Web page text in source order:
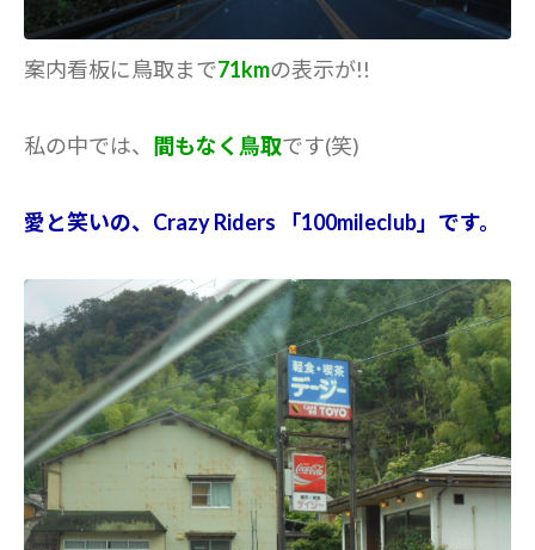
案内看板に鳥取まで71kmの表示が!!
私の中では、 間もなく鳥取です(笑)
愛と笑いの、Crazy Riders 「100mileclub」です。